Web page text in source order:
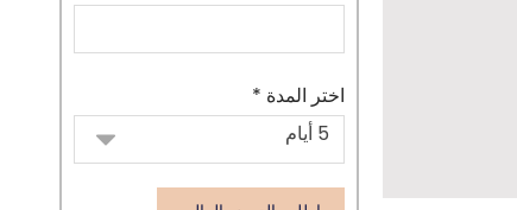
اختر المدة *